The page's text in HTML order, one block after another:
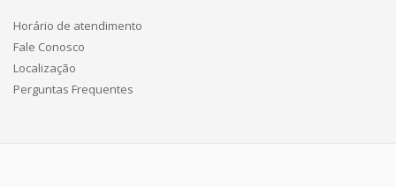
Horário de atendimento
Fale Conosco
Localização
Perguntas Frequentes